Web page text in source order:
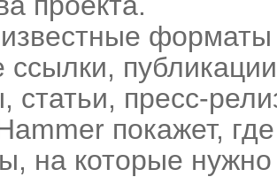
форматы
ссылки,
статьи, пресс-
покажет,
на которые